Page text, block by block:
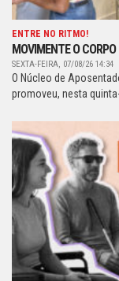
ENTRE NO RITMO!
MOVIMENTE O
SEXTA-FEIRA, 07/08/26 14:34
O Núcleo de
promoveu, nesta quinta-